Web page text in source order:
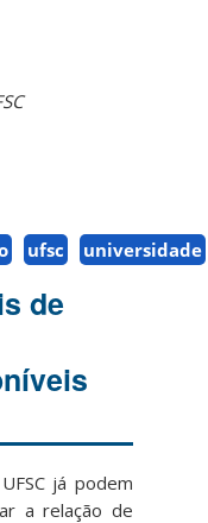
ufsc universidade
de
já podem
a relação de